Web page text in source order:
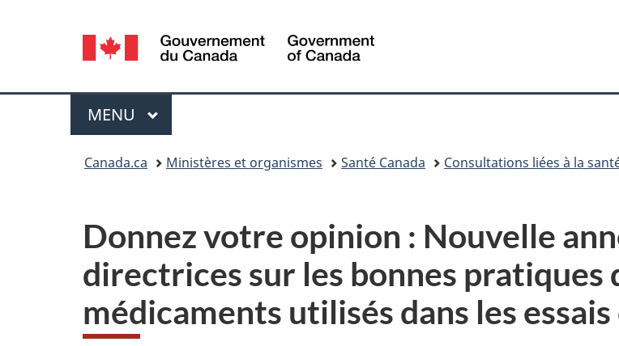
sujet
HTML
Sélection
de
la
langue
Canada
Menu
MENU PRINCIPAL
Canada.ca Ministères et organismes Santé Canada Consultations liées à la
Donnez votre opinion : Nouvelle
directrices sur les bonnes
médicaments utilisés dans les